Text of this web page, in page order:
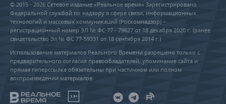
© 2015 - 2026 Сетевое издание «Реальное время» Зарегистрировано
Федеральной службой по надзору в сфере связи, информационных
технологий и массовых коммуникаций (Роскомнадзор) –
регистрационный номер ЭЛ № ФС 77 - 79627 от 18 декабря 2020 г. (ранее
свидетельство Эл № ФС 77-59331 от 18 сентября 2014 г.)
Использование материалов Реального Времени разрешено только с
предварительного согласия правообладателей, упоминание сайта и
прямая гиперссылка обязательны при частичном или полном
воспроизведении материалов.
18+